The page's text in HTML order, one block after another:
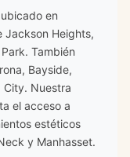
en
Jackson Heights,
También
Bayside,
City. Nuestra
el acceso a
estéticos
y Manhasset.